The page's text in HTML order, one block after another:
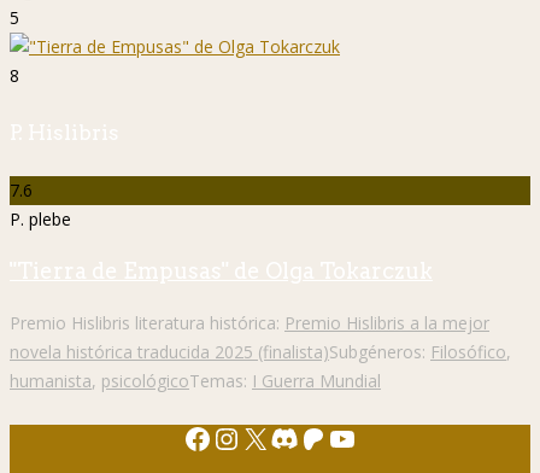
5
8
P. Hislibris
7.6
P. plebe
"Tierra de Empusas" de Olga Tokarczuk
Premio Hislibris literatura histórica: Premio Hislibris a la mejor
novela histórica traducida 2025 (finalista)Subgéneros: Filosófico,
humanista, psicológicoTemas: I Guerra Mundial
Facebook
Instagram
X Discord
Patreon
YouTube